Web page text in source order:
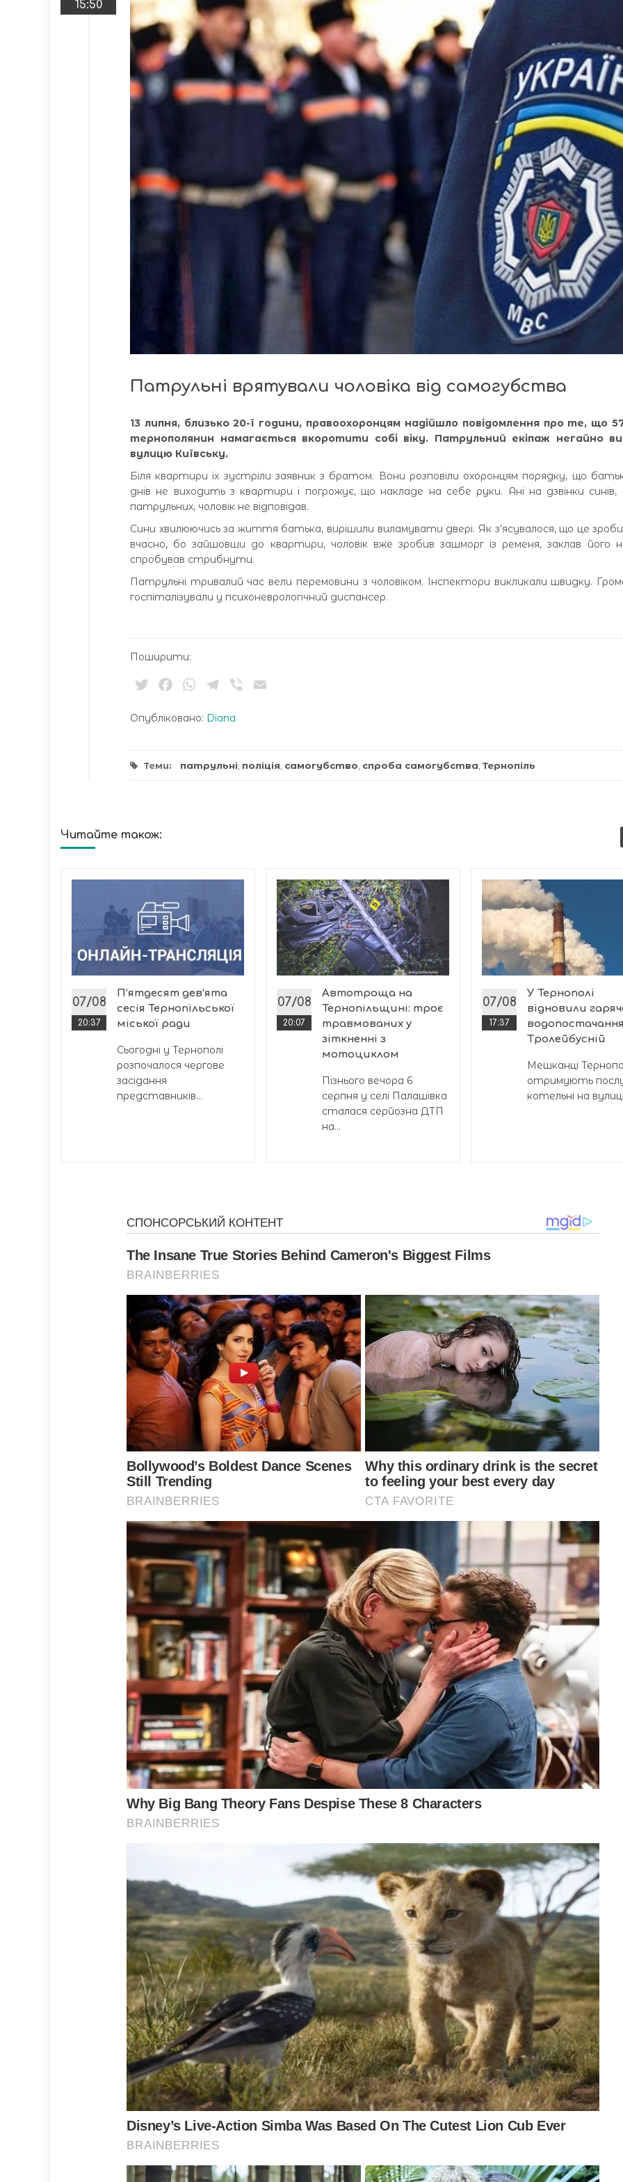
15:50
Патрульні врятували чоловіка від самогубства
13 липня, близько 20-ї години, правоохоронцям надійшло повідомлення про те, що
тернополянин намагається вкоротити собі віку. Патрульний екіпаж негайно
вулицю Київську.
Біля квартири їх зустріли заявник з братом. Вони розповіли охоронцям порядку, що
днів не виходить з квартири і погрожує, що накладе на себе руки. Ані на дзвінки
патрульних, чоловік не відповідав.
Сини хвилюючись за життя батька, вирішили виламувати двері. Як з’ясувалося, що це
вчасно, бо зайшовши до квартири, чоловік вже зробив зашморг із ременя, заклав його
спробував стрибнути.
Патрульні тривалий час вели перемовини з чоловіком. Інспектори викликали швидку.
госпіталізували у психоневрологічний диспансер.
Поширити:
TwitterFacebookWhatsApp
Telegram
Viber
Опубліковано: Diana
Теми: патрульні поліція самогубство спроба самогубства Тернопіль
Читайте також:
07/08
20:37
П’ятдесят дев’ята
сесія Тернопільської
міської ради
Сьогодні у Тернополі
розпочалося чергове
засідання
представників...
07/08
20:07
Автотроща на
Тернопільщині: троє
травмованих у
зіткненні з
мотоциклом
Пізнього вечора 6
серпня у селі Палашівка
сталася серйозна ДТП
на...
07/08
17:37
У Тернополі
відновили
Тролейбусній
Мешканці
отримують
котельні на